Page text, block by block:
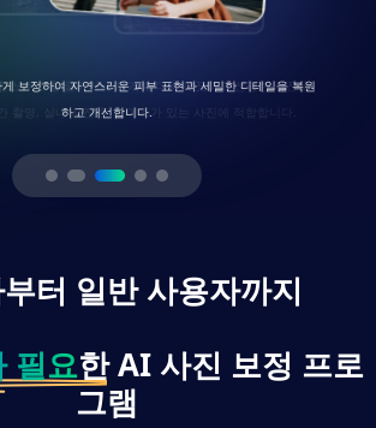
보정하여 자연스러운 피부 표현과 세밀한 디테일을 복원
하고 개선합니다.
터 일반 사용자까지
필요한 AI 사진 보정 프로
그램